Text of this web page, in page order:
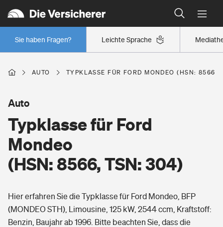
Leichte Sprache
Sie haben Fragen?
Wer versichert was: Jetzt Versicherer finden
Regionalklassen: So ist Ihre Region eingestuft
Wer versichert was: Jetzt Versicherer finden
Berufsunfähigkeitsversicherung
Arbeitsrechtsschutz
Wohnen
Wohngebäudeversicherung
Hausratversicherung
Elementarversicherung
Pri­vate Haft­pflicht­
Gesundheit
AUTO TYPKLASSE FÜR FORD MONDEO (HSN: 8566,
Typklasse für Ford
Mondeo
(HSN: 8566, TSN: 304)
Auto
Hier erfahren Sie die Typklasse für Ford Mondeo, BFP
(MONDEO STH), Limousine, 125 kW, 2544 ccm, Kraftstoff:
Benzin, Baujahr ab 1996. Bitte beachten Sie, dass die